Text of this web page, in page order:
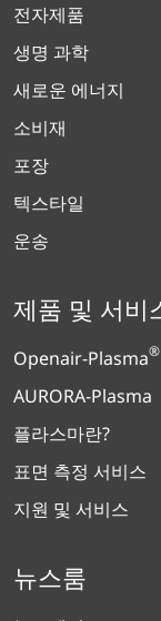
전자제품
생명 과학
새로운 에너지
소비재
포장
텍스타일
운송
제품 및 서비
Openair-Plasma®
AURORA-Plasma
플라스마란?
표면 측정 서비스
지원 및 서비스
뉴스룸